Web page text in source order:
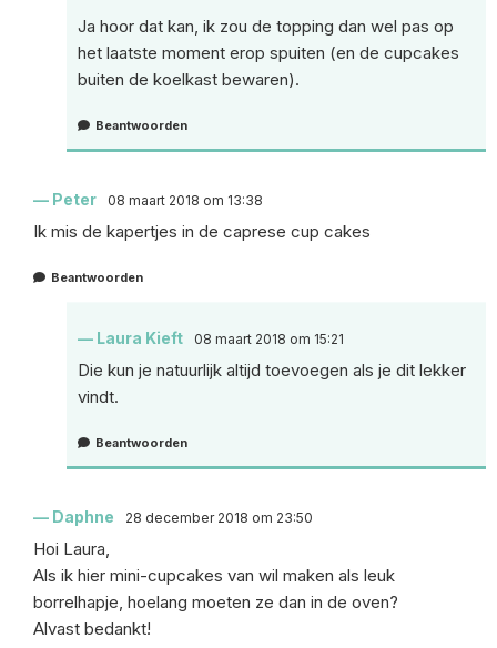
Ja hoor dat kan, ik zou de topping dan wel pas op
het laatste moment erop spuiten (en de cupcakes
buiten de koelkast bewaren).
Beantwoorden
Peter 08 maart 2018 om 13:38
Ik mis de kapertjes in de caprese cup cakes
Beantwoorden
Laura Kieft 08 maart 2018 om 15:21
Die kun je natuurlijk altijd toevoegen als je dit lekker
vindt.
Beantwoorden
Daphne 28 december 2018 om 23:50
Hoi Laura,
Als ik hier mini-cupcakes van wil maken als leuk
borrelhapje, hoelang moeten ze dan in de oven?
Alvast bedankt!